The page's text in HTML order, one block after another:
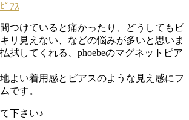
ﾟｱｽ
つけていると痛かったり、どうしてもピ
リ見えない、などの悩みが多いと思いま
拭してくれる、phoebeのマグネットピア
よい着用感とピアスのような見え感にフ
です。
下さい♪